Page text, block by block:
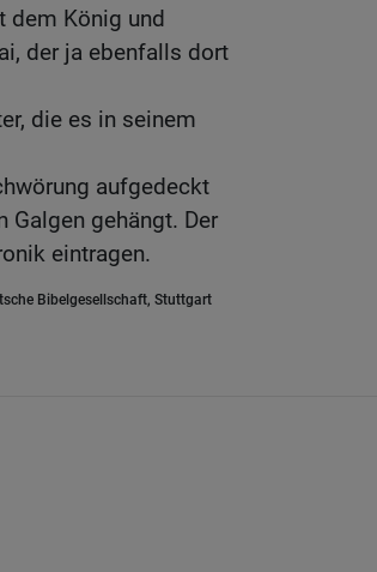
dem König und
der ja ebenfalls dort
die es in seinem
aufgedeckt
Galgen gehängt. Der
eintragen.
Bibelgesellschaft, Stuttgart